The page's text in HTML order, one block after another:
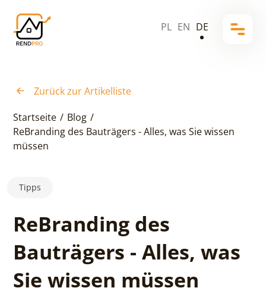
PL EN DE
Zurück zur Artikelliste
Startseite / Blog /
ReBranding des Bauträgers - Alles, was Sie wissen
müssen
Tipps
ReBranding des
Bauträgers - Alles, was
Sie wissen müssen